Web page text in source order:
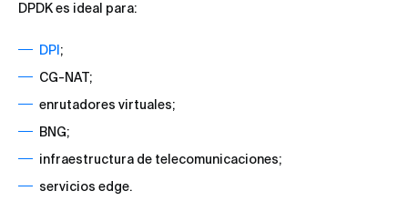
DPDK es ideal para:
DPI ;
CG-NAT;
enrutadores virtuales;
BNG;
infraestructura de telecomunicaciones;
servicios edge.